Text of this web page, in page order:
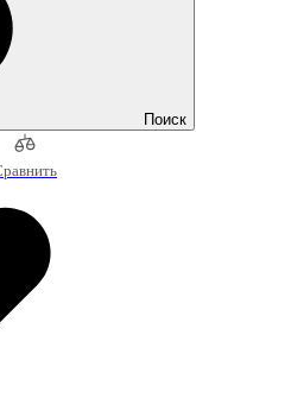
Поиск